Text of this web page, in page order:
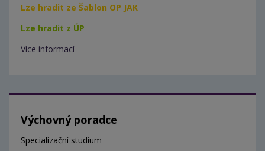
Lze hradit ze Šablon OP JAK
Lze hradit z ÚP
Více informací
Výchovný poradce
Specializační studium